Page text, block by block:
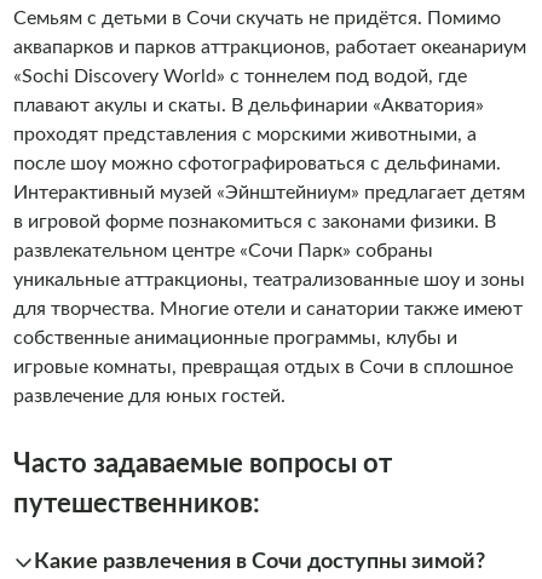
Семьям с детьми в Сочи скучать не придётся. Помимо
аквапарков и парков аттракционов, работает океанариум
«Sochi Discovery World» с тоннелем под водой, где
плавают акулы и скаты. В дельфинарии «Акватория»
проходят представления с морскими животными, а
после шоу можно сфотографироваться с дельфинами.
Интерактивный музей «Эйнштейниум» предлагает детям
в игровой форме познакомиться с законами физики. В
развлекательном центре «Сочи Парк» собраны
уникальные аттракционы, театрализованные шоу и зоны
для творчества. Многие отели и санатории также имеют
собственные анимационные программы, клубы и
игровые комнаты, превращая отдых в Сочи в сплошное
развлечение для юных гостей.
Часто задаваемые вопросы от
путешественников:
Какие развлечения в Сочи доступны зимой?